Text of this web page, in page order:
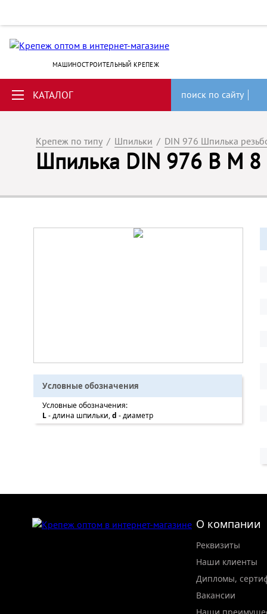
МАШИНОСТРОИТЕЛЬНЫЙ КРЕПЕЖ
КАТАЛОГ поиск по сайту
Крепеж по типу / Шпильки / DIN 976 Шпилька
Шпилька DIN 976 B M
Условные обозначения
Условные обозначения:
L- длина шпильки,d - диаметр
О компании
Реквизиты
Наши клиенты
Дипломы,
Вакансии